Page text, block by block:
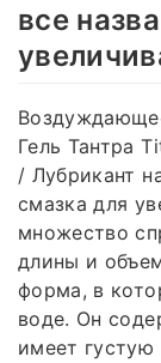
все
Гель Тантра
/ Лубрикант
смазка для
множество
длины и
форма, в
воде. Он
имеет